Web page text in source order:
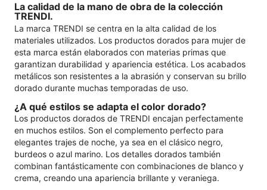
La calidad de la mano de obra de la colección
TRENDI.
La marca TRENDI se centra en la alta calidad de los
materiales utilizados. Los productos dorados para mujer de
esta marca están elaborados con materias primas que
garantizan durabilidad y apariencia estética. Los acabados
metálicos son resistentes a la abrasión y conservan su brillo
dorado durante muchas temporadas de uso.
¿A qué estilos se adapta el color dorado?
Los productos dorados de TRENDI encajan perfectamente
en muchos estilos. Son el complemento perfecto para
elegantes trajes de noche, ya sea en el clásico negro,
burdeos o azul marino. Los detalles dorados también
combinan fantásticamente con combinaciones de blanco y
crema, creando una apariencia brillante y veraniega.